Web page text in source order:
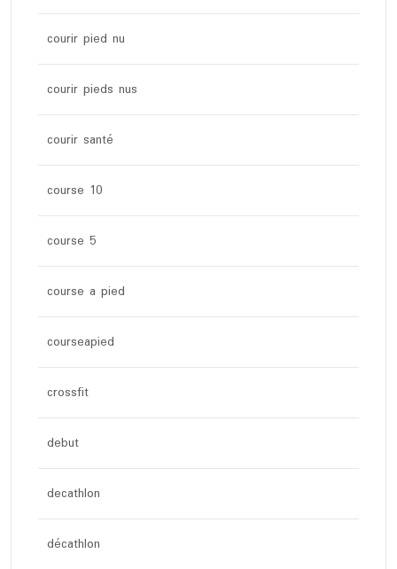
courir pied nu
courir pieds nus
courir santé
course 10
course 5
course a pied
courseapied
crossfit
debut
decathlon
décathlon